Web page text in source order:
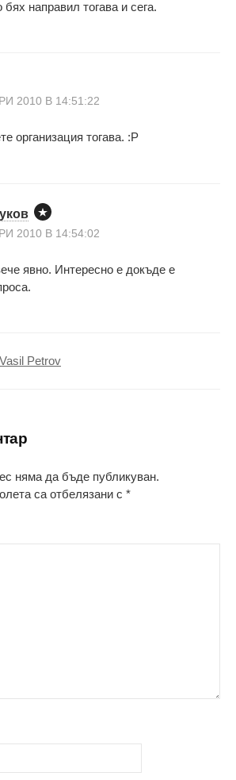
бях направил тогава и сега.
2010 В 14:51:22
организация тогава. :Р
2010 В 14:54:02
явно. Интересно е докъде е
Vasil Petrov
няма да бъде публикуван.
са отбелязани с *